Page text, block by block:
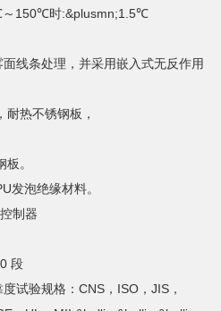
150℃时:&plusmn;1.5℃
线条处理，并采用嵌入式无反作用
热不锈钢板，
。
发泡绝缘材料。
制器
段
试验规格：CNS，ISO，JIS，